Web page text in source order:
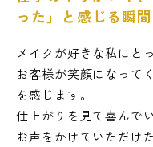
った」と感じる瞬
メイクが好きな私にと
お客様が笑顔になって
を感じます。
仕上がりを見て喜んで
お声をかけていただけ